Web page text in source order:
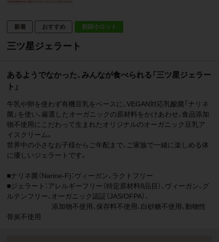
初回小ロット
三ツ星ジェラート
あるようでなかった、みんなが食べられる「三ツ星ジェラー
ト」
牛乳や卵を使わず有機豆乳をベースに、VEGAN対応乳酸菌「ナリネ
菌」を使い、厳選したオーガニックの原材料をかけあわせ、食品添加
物不使用にこだわって生まれたオリジナルのオーガニック豆乳ア
イスクリーム。
世界中の小さなお子様からご年配まで、ご家族で一緒に楽しめる体
に優しいジェラートです。
■ナリネ菌（Narine-F)：ヴィーガン、ラクトフリー
■ジェラート：アレルギーフリー（特定原材料8品目）、ヴィーガン、グ
ルテンフリー、オーガニック認証（JAS/OFPA）、
添加物不使用、保存料不使用、白砂糖不使用、動物性
骨炭不使用